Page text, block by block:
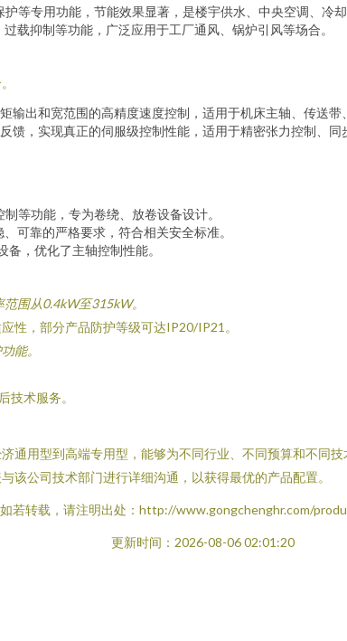
等专用功能，节能效果显著，是楼宇供水、中央空调、冷却
载抑制等功能，广泛应用于工厂通风、锅炉引风等场合。
输出和宽范围的高精度速度控制，适用于机床主轴、传送带
馈，实现真正的伺服级控制性能，适用于精密张力控制、同
制等功能，专为卷绕、放卷设备设计。
可靠的严格要求，符合相关安全标准。
备，优化了主轴控制性能。
围从0.4kW至315kW。
性，部分产品防护等级可达IP20/IP21。
能。
技术服务。
通用型到高端专用型，能够为不同行业、不同预算和不同
该公司技术部门进行详细沟通，以获得最优的产品配置。
如若转载，请注明出处：http://www.gongchenghr.com/
更新时间：2026-08-06 02:01:20